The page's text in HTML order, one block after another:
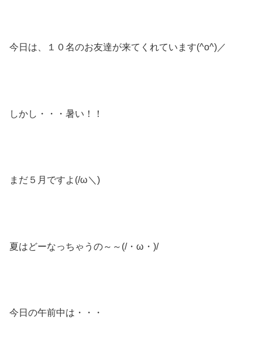
今日は、１０名のお友達が来てくれています(^o^)／
しかし・・・暑い！！
まだ５月ですよ(/ω＼)
夏はどーなっちゃうの～～(/・ω・)/
今日の午前中は・・・